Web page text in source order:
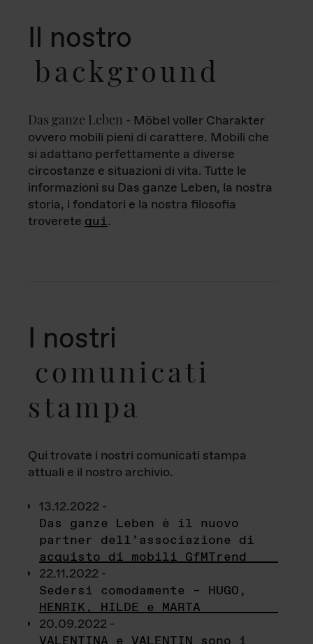
Il nostro
background
Das ganze Leben - Möbel voller Charakter
ovvero mobili pieni di carattere. Mobili che
si adattano perfettamente a diverse
circostanze e situazioni di vita. Tutte le
informazioni su Das ganze Leben, la nostra
storia, i fondatori e la nostra filosofia
troverete qui.
I nostri
comunicati
stampa
Qui trovate i nostri comunicati stampa
attuali e il nostro archivio.
13.12.2022 -
Das ganze Leben è il nuovo
partner dell’associazione di
acquisto di mobili GfMTrend
22.11.2022 -
Sedersi comodamente – HUGO,
HENRIK, HILDE e MARTA
20.09.2022 -
VALENTINA e VALENTIN sono i